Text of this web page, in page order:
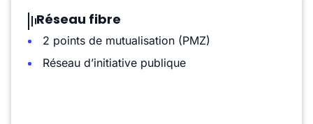
Réseau fibre
2 points de mutualisation (PMZ)
Réseau d’initiative publique